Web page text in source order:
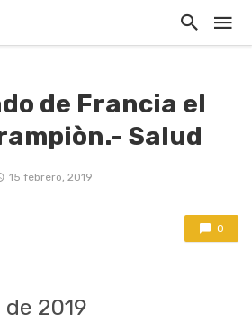
de Francia el
Salud
15 febrero, 2019
0
2019